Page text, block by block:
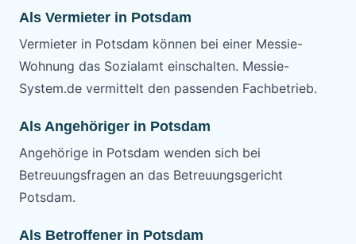
Als Vermieter in Potsdam
Vermieter in Potsdam können bei einer Messie-
Wohnung das Sozialamt einschalten. Messie-
System.de vermittelt den passenden Fachbetrieb.
Als Angehöriger in Potsdam
Angehörige in Potsdam wenden sich bei
Betreuungsfragen an das Betreuungsgericht
Potsdam.
Als Betroffener in Potsdam